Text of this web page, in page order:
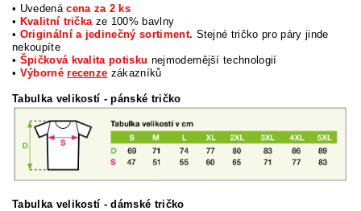
• Uvedenácena za 2 ks
• Kvalitní tričkaze 100% bavlny
• Originální a jedinečný sortiment. Stejné tričko pro páry jinde
nekoupíte
• Špičková kvalita potisku nejmodernější technologií
• Výbornérecenze zákazníků
Tabulka velikostí - pánské tričko
Tabulka velikostí - dámské tričko